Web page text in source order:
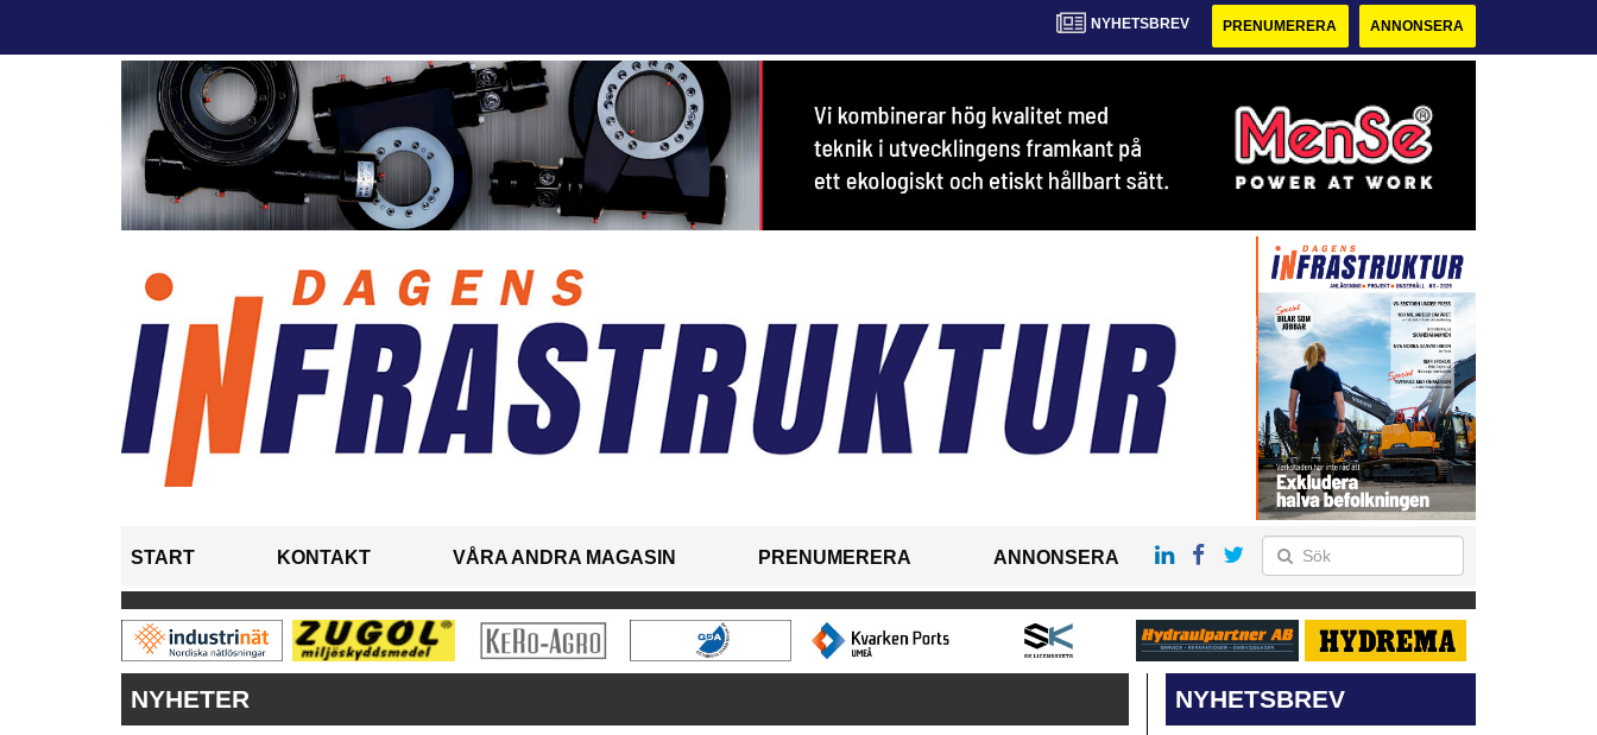
NYHETSBREV PRENUMERERA ANNONSERA
START KONTAKT VÅRA ANDRA MAGASIN PRENUMERERA ANNONSERA
NYHETER NYHETSBREV